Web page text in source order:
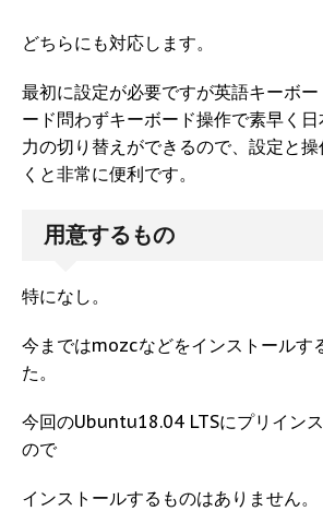
どちらにも対応します。
最初に設定が必要ですが英語キーボ
ード問わずキーボード操作で素早く
力の切り替えができるので、設定と
くと非常に便利です。
用意するもの
特になし。
今まではmozcなどをインストールす
た。
今回のUbuntu18.04 LTSにプリイン
ので
インストールするものはありません。